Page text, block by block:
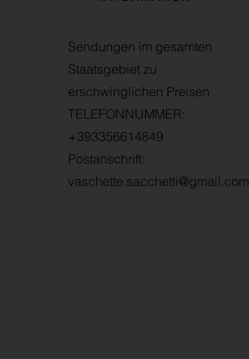
Sendungen im gesamten
Staatsgebiet zu
erschwinglichen Preisen
TELEFONNUMMER:
+393356614849
Postanschrift:
vaschette.sacchetti@gmail.com